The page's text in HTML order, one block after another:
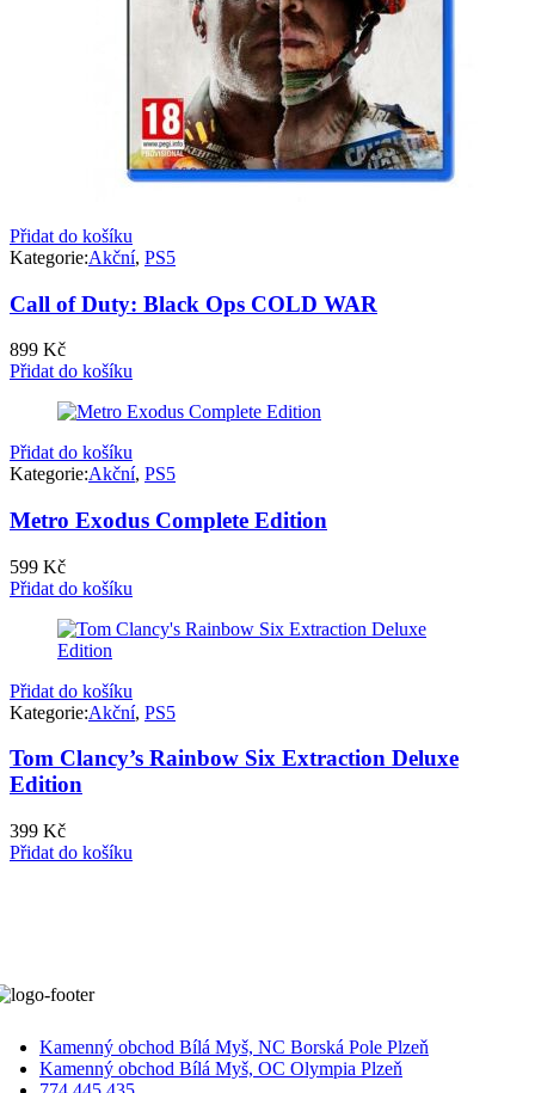
Přidat do košíku
Kategorie:Akční, PS5
Call of Duty: Black Ops COLD WAR
899 Kč
Přidat do košíku
Přidat do košíku
Kategorie:Akční, PS5
Metro Exodus Complete Edition
599 Kč
Přidat do košíku
Přidat do košíku
Kategorie:Akční, PS5
Tom Clancy’s Rainbow Six Extraction Deluxe
Edition
399 Kč
Přidat do košíku
Kamenný obchod Bílá Myš, NC Borská Pole Plzeň
Kamenný obchod Bílá Myš, OC Olympia Plzeň